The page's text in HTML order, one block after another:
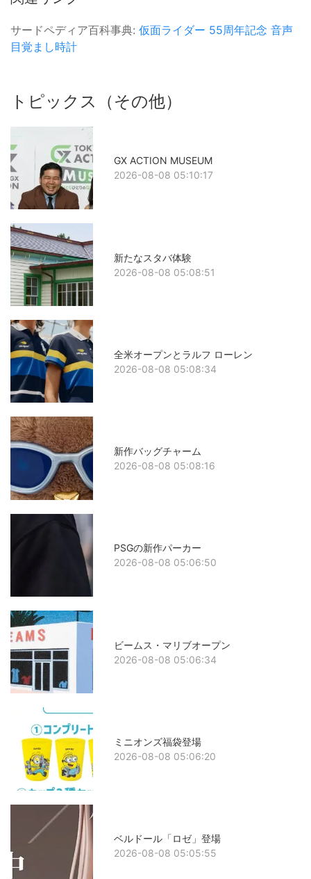
サードペディア百科事典: 仮面ライダー 55周年記念 音声
目覚まし時計
トピックス（その他）
GX ACTION MUSEUM
2026-08-08 05:10:17
新たなスタバ体験
2026-08-08 05:08:51
全米オープンとラルフ ローレン
2026-08-08 05:08:34
新作バッグチャーム
2026-08-08 05:08:16
PSGの新作パーカー
2026-08-08 05:06:50
ビームス・マリブオープン
2026-08-08 05:06:34
ミニオンズ福袋登場
2026-08-08 05:06:20
ベルドール「ロゼ」登場
2026-08-08 05:05:55